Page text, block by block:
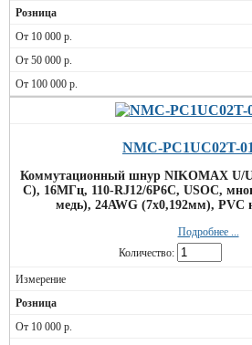
NMC-PC1UC02T-
Коммутационный шнур NIKOMAX U/
C), 16МГц, 110-RJ12/6P6C, USOC,
медь), 24AWG (7х0,192мм), PVC
Подробнее ...
Количество: